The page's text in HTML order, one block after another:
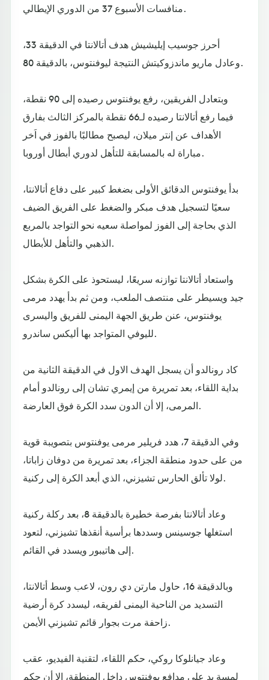
منافسات الأسبوع 37 من الدوري الإيطالي.
أحرز جوسيب إيليشيش هدف أتالانتا في الدقيقة 33،
وعادل ماريو ماندزوكيتش النتيجة ليوفنتوس، بالدقيقة 80.
وبتعادل الفريقين، رفع يوفنتوس رصيده إلى 90 نقطة،
فيما رفع أتالانتا رصيده لـ66 نقطة بالمركز الثالث بفارق
الأهداف عن إنتر ميلان، ليصبح مطالبًا بالفوز في اَخر
مباراة له بالمسابقة للتأهل لدوري أبطال أوروبا.
بدأ يوفنتوس الدقائق الأولى بضغط كبير على دفاع أتالانتا،
سعيًا لتسجيل هدف مبكر والضغط على الفريق الضيف
الذي بحاجة إلى الفوز لمواصلة سعيه نحو التواجد بالمربع
الذهبي والتأهل للأبطال.
واستعاد أتالانتا توازنه سريعًا، ليستحوذ على الكرة بشكل
جيد ويسيطر على منتصف الملعب، ومن ثم بدأ يهدد مرمى
يوفنتوس، عنن طريق الجهة اليمنى للفريق واليسرى
لليوفي المتواجد بها أليكس ساندرو.
كاد رونالدو أن يسجل الهدف الاول في الدقيقة الثانية من
بداية اللقاء، بعد تمريرة من إيمري تشان إلى رونالدو أمام
المرمى، إلا أن الدون سدد الكرة فوق العارضة.
وفي الدقيقة 7، هدد فريلير مرمى يوفنتوس بتصويبة قوية
من على حدود منطقة الجزاء، بعد تمريرة من دوفان زاباتا،
لولا تألق الحارس تشيزني، الذي أبعد الكرة إلى ركنية.
وعاد أتالانتا بفرصة خطيرة بالدقيقة 8، بعد ركلة ركنية
استغلها جوسينس وسددها برأسية أنقذها تشيزني، لتعود
إلى هاتيبور ويسدد في القائم.
وبالدقيقة 16، حاول مارتن دي رون، لاعب وسط أتالانتا،
التسديد من الناحية اليمنى لفريقه، ليسدد كرة أرضية
زاحفة مرت بجوار قائم تشيزني الأيمن.
وعاد جيانلوكا روكي، حكم اللقاء، لتقنية الفيديو، عقب
لمسة يد على مدافع يوفنتوس داخل المنطقة، إلا أن حكم